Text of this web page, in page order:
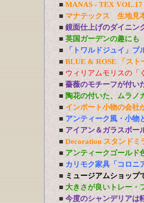
■ MANAS - TEX VOL.17
■ マナテックス 生地見
■ 鏡面仕上げのダイニン
■ 英国ガーデンの趣にも
■
「トワルドジュイ」
■ BLUE & ROSE 「スト
■ ウィリアムモリスの「
■ 薔薇のモチーフが付い
■ 陶花の付いた、ムラノ
■ インポート小物の会社
■ アンティーク風・小
■ アイアン＆ガラスボー
■ Decoration スタンドミ
■ アンティークゴールド
■ カリモク家具「コロニ
■ ミュージアムショップ
■ 大きさが良いトレー・
■ 今度のシャンデリアは